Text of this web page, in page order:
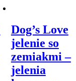
Dog’s Love
jelenie so
zemiakmi –
jelenia